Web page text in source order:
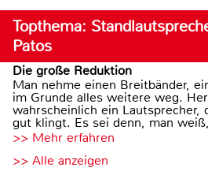
Topthema:
Patos
Die große Reduktion
Man nehme einen Breitbänder,
im Grunde alles weitere weg.
wahrscheinlich ein Lautsprecher,
gut klingt. Es sei denn, man
>> Mehr erfahren
>> Alle anzeigen